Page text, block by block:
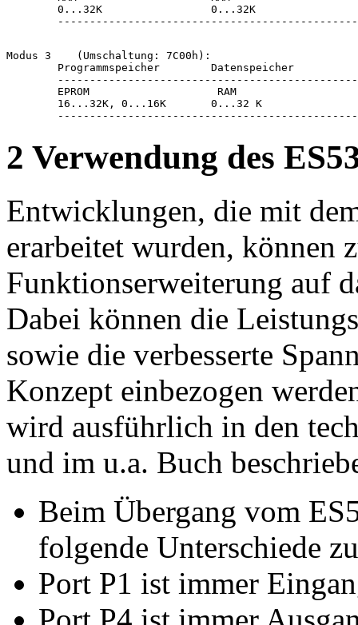
        0...32K                 0...32K
Modus 3    (Umschaltung: 7C00h):
        Programmspeicher        Datenspeicher
        EPROM                    RAM
        16...32K, 0...16K       0...32 K
2 Verwendung des
Entwicklungen, die mit
erarbeitet wurden, können
Funktionserweiterung auf
Dabei können die
sowie die verbesserte
Konzept einbezogen
wird ausführlich in den
und im u.a. Buch
Beim Übergang vom
folgende Unterschiede
Port P1 ist immer